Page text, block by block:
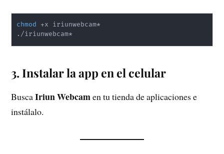
chmod +x iriunwebcam*
3. Instalar la app en el celular
BuscaIriun Webcamen tu tienda de aplicaciones e
instálalo.